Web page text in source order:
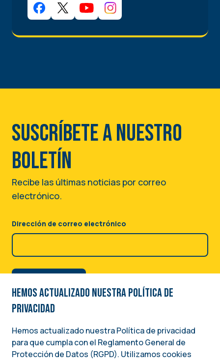
Suscríbete a nuestro
boletín
Recibe las últimas noticias por correo
electrónico.
Dirección de correo electrónico
Image
Hemos actualizado nuestra Política de
privacidad
Hemos actualizado nuestra Política de privacidad
para que cumpla con el Reglamento General de
Protección de Datos (RGPD). Utilizamos cookies